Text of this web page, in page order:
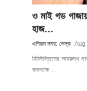
রাজশাহী বিভাগ
ও মাই গড
হাজ...
এশিয়ান সময়: ডেস্ক Aug
ফিলিস্তিনের অবরুদ্ধ
কমপক্ষে ...